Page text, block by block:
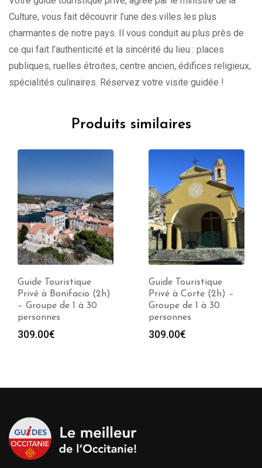
Culture, vous fait découvrir l’une des villes les plus
charmantes de notre pays. Il vous conduit au plus près de
ce qui fait l’authenticité et la sincérité du lieu : places
publiques, ruelles étroites, centre ancien, édifices religieux,
spécialités culinaires. Réservez votre visite guidée !
Produits similaires
Guide Touristique
Privé à Bonifacio (2h)
– Groupe de 1 à 30
personnes
309.00€
Guide Touristique
Privé à Corte (2h) –
Groupe de 1 à 30
personnes
309.00€